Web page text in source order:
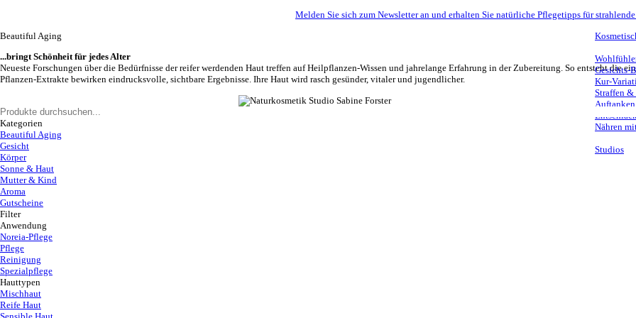
Melden Sie sich zum Newsletter an und erhalten Sie natürliche Pflegetipps für
Gesichts-
Kur-
Straffen &
Nähren
Studios
Beautiful Aging
...bringt Schönheit für jedes Alter
Neueste Forschungen über die Bedürfnisse der reifer werdenden Haut treffen auf Heilpflanzen-Wissen und jahrelange Erfahrung in der Zubereitung. So entsteht die
Pflanzen-Extrakte bewirken eindrucksvolle, sichtbare Ergebnisse. Ihre Haut wird rasch gesünder, vitaler und jugendlicher.
Kategorien
Beautiful Aging
Gesicht
Körper
Sonne & Haut
Mutter & Kind
Aroma
Gutscheine
Filter
Anwendung
Noreia-Pflege
Pflege
Reinigung
Spezialpflege
Hauttypen
Mischhaut
Reife Haut